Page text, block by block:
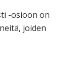
-osioon on
joiden